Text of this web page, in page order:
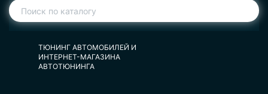
ТЮНИНГ АВТОМОБИЛЕЙ И
ИНТЕРНЕТ-МАГАЗИНА
АВТОТЮНИНГА